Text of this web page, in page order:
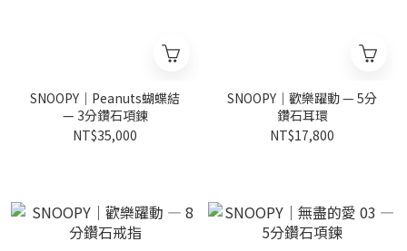
SNOOPY｜Peanuts蝴蝶結
— 3分鑽石項鍊
NT$35,000
SNOOPY｜歡樂躍動 — 5分
鑽石耳環
NT$17,800